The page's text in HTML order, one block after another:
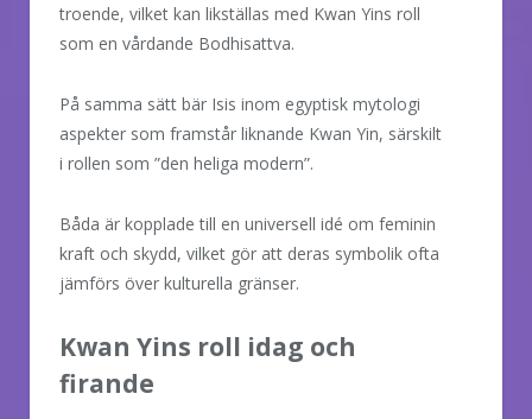
troende, vilket kan likställas med Kwan Yins roll
som en vårdande Bodhisattva.
På samma sätt bär Isis inom egyptisk mytologi
aspekter som framstår liknande Kwan Yin, särskilt
i rollen som ”den heliga modern”.
Båda är kopplade till en universell idé om feminin
kraft och skydd, vilket gör att deras symbolik ofta
jämförs över kulturella gränser.
Kwan Yins roll idag och
firande